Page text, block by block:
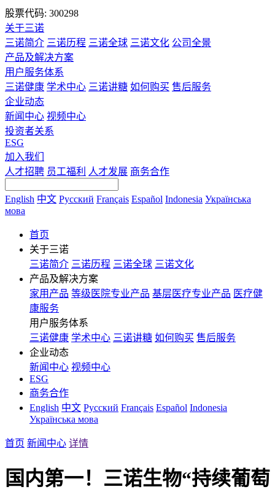
股票代码: 300298
关于三诺
三诺简介 三诺历程 三诺全球 三诺文化 公司全景
产品及解决方案
用户服务体系
三诺健康 学术中心 三诺讲糖 如何购买 售后服务
企业动态
新闻中心 视频中心
投资者关系
ESG
加入我们
人才招聘 员工福利 人才发展 商务合作
English 中文 Русский Français Español Indonesia Українська
мова
首页
关于三诺
三诺简介 三诺历程 三诺全球 三诺文化
产品及解决方案
家用产品 等级医院专业产品 基层医疗专业产品 医疗健
康服务
用户服务体系
三诺健康 学术中心 三诺讲糖 如何购买 售后服务
企业动态
新闻中心 视频中心
ESG
商务合作
English 中文 Русский Français Español Indonesia
Українська мова
首页 新闻中心 详情
国内第一！三诺生物“持续葡萄